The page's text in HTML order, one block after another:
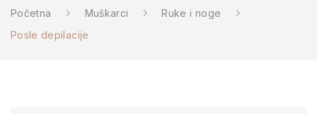
Početna Muškarci
Ruke i noge
Posle depilacije